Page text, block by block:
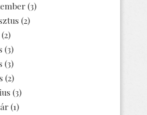
(3)
(2)
(2)
(3)
(3)
(2)
(3)
(1)